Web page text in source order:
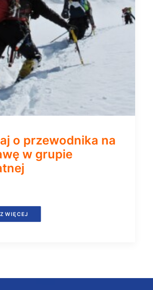
o przewodnika na
w grupie
WIĘCEJ